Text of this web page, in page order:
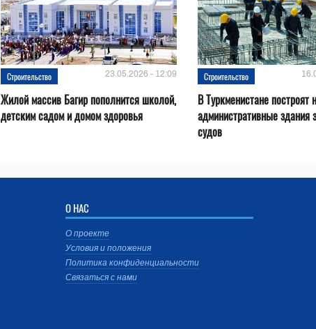
Строительство 23.05.2026 - 12:09
Жилой массив Багир пополнится школой,
детским садом и домом здоровья
Строительство
В Туркменистане построят
административные здания
судов
О НАС
О проекте
Условия и положения
Политика конфиденциальности
Связаться с нами